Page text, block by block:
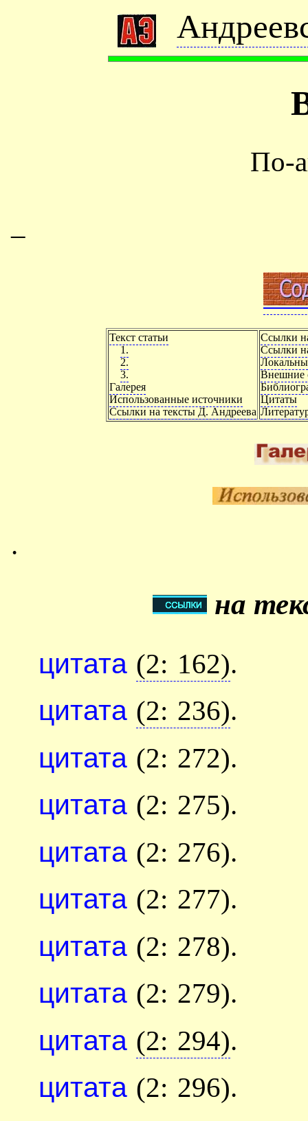
По-
–
Текст статьи
1.
2.
3.
Галерея
Использованные источники
Ссылки на тексты Д. Андреева
Ссылки
Ссылки
Внешние
Цитаты
.
на
цитата (2: 162).
цитата (2: 236).
цитата (2: 272).
цитата (2: 275).
цитата (2: 276).
цитата (2: 277).
цитата (2: 278).
цитата (2: 279).
цитата (2: 294).
цитата (2: 296).